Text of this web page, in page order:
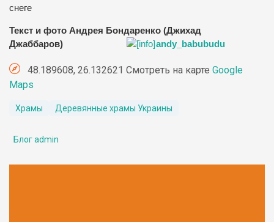
снеге
Текст и фото Андрея Бондаренко (Джихад
Джаббаров)
andy_babubudu
48.189608, 26.132621 Смотреть на карте Google
Maps
Храмы Деревянные храмы Украины
Блог admin